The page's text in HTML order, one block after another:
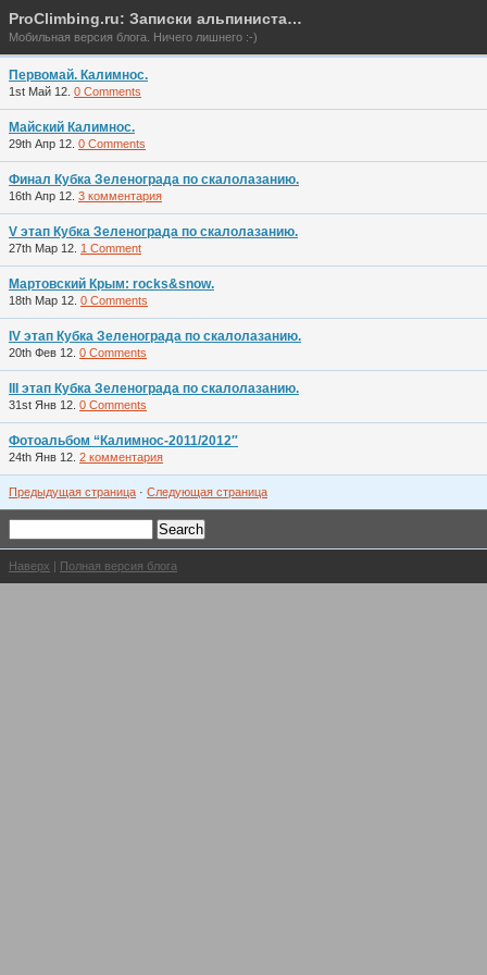
ProClimbing.ru: Записки альпиниста…
Мобильная версия блога. Ничего лишнего :-)
Первомай. Калимнос.
1st Май 12. 0 Comments
Майский Калимнос.
29th Апр 12. 0 Comments
Финал Кубка Зеленограда по скалолазанию.
16th Апр 12. 3 комментария
V этап Кубка Зеленограда по скалолазанию.
27th Мар 12. 1 Comment
Мартовский Крым: rocks&snow.
18th Мар 12. 0 Comments
IV этап Кубка Зеленограда по скалолазанию.
20th Фев 12. 0 Comments
III этап Кубка Зеленограда по скалолазанию.
31st Янв 12. 0 Comments
Фотоальбом “Калимнос-2011/2012″
24th Янв 12. 2 комментария
Предыдущая страница · Следующая страница
Наверх | Полная версия блога